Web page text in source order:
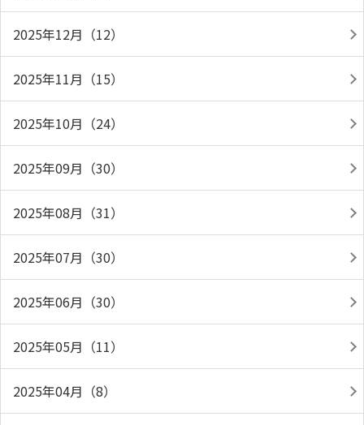
2025年12月（12）
2025年11月（15）
2025年10月（24）
2025年09月（30）
2025年08月（31）
2025年07月（30）
2025年06月（30）
2025年05月（11）
2025年04月（8）